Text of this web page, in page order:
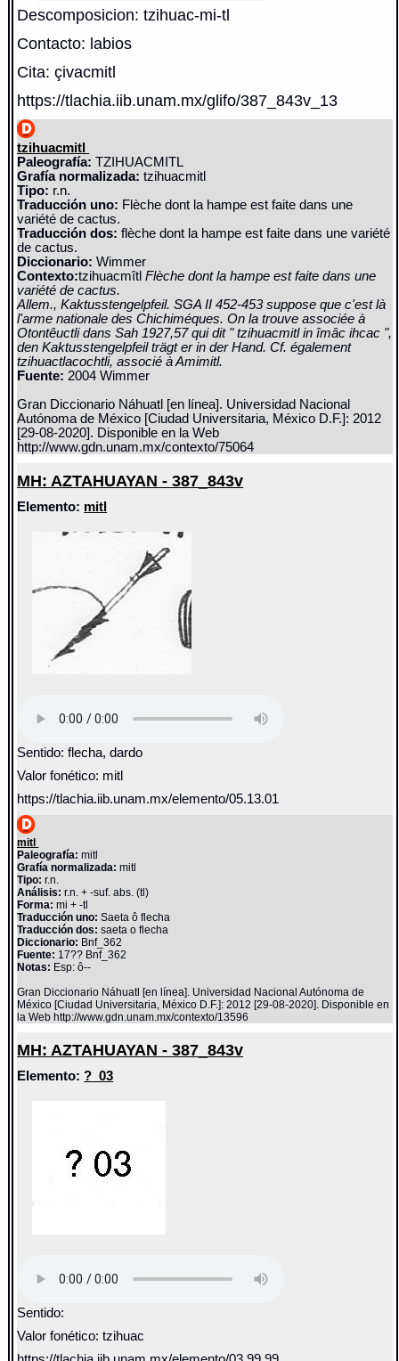
Descomposicion: tzihuac-mi-tl
Contacto: labios
Cita: çivacmitl
https://tlachia.iib.unam.mx/glifo/387_843v_13
tzihuacmitl
Paleografía: TZIHUACMITL
Grafía normalizada: tzihuacmitl
Tipo: r.n.
Traducción uno: Flèche dont la hampe est faite dans une
variété de cactus.
Traducción dos: flèche dont la hampe est faite dans une variété
de cactus.
Diccionario:Wimmer
Contexto:tzihuacmîtlFlèche dont la hampe est faite dans une
variété de cactus.
Allem., Kaktusstengelpfeil. SGA II 452-453 suppose que c'est là
l'arme nationale des Chichiméques. On la trouve associée à
Otontêuctli dans Sah 1927,57 qui dit " tzihuacmitl in îmâc ihcac ",
den Kaktusstengelpfeil trägt er in der Hand. Cf. également
tzihuactlacochtli, associé à Amimitl.
Fuente: 2004 Wimmer
Gran Diccionario Náhuatl [en línea]. Universidad Nacional
Autónoma de México [Ciudad Universitaria, México D.F.]: 2012
[29-08-2020]. Disponible en la Web
http://www.gdn.unam.mx/contexto/75064
MH: AZTAHUAYAN - 387_843v
Elemento: mitl
Sentido: flecha, dardo
Valor fonético: mitl
https://tlachia.iib.unam.mx/elemento/05.13.01
mitl
Paleografía: mitl
Grafía normalizada: mitl
Tipo: r.n.
Análisis: r.n. + -suf. abs. (tl)
Forma: mi + -tl
Traducción uno: Saeta ô flecha
Traducción dos: saeta o flecha
Diccionario: Bnf_362
Fuente: 17?? Bnf_362
Notas: Esp: ô--
Gran Diccionario Náhuatl [en línea]. Universidad Nacional Autónoma de
México [Ciudad Universitaria, México D.F.]: 2012 [29-08-2020]. Disponible en
la Web http://www.gdn.unam.mx/contexto/13596
MH: AZTAHUAYAN - 387_843v
Elemento:?_03
Sentido:
Valor fonético: tzihuac